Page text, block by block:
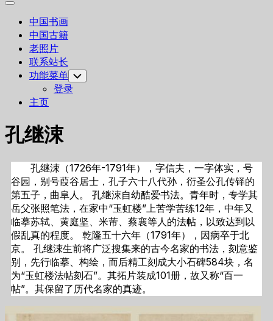
Expand
中国书画
中国古籍
老照片
联系站长
功能菜单 Toggle
Child
Menu
登录
主页
孔继涑
孔继涑（1726年-1791年），字信夫，一字体实，号
谷园，别号葭谷居士，孔子六十八代孙，衍圣公孔传铎的
第五子，曲阜人。 孔继涑自幼酷爱书法。青年时，专学其
岳父张照笔法，在家中“玉虹楼”上苦学苦练12年，中年又
临摹苏轼、黄庭坚、米芾、蔡襄等人的法帖，以致达到以
假乱真的程度。 乾隆五十六年（1791年），因病卒于北
京。 孔继涑生前将广泛搜集来的古今名家的书法，刻意鉴
别，先行临摹、构绘，而后精工刻成大小石碑584块，名
为“玉虹楼法帖刻石”。其拓片装成101册，故又称“百一
帖”。其保留了历代名家的真迹。